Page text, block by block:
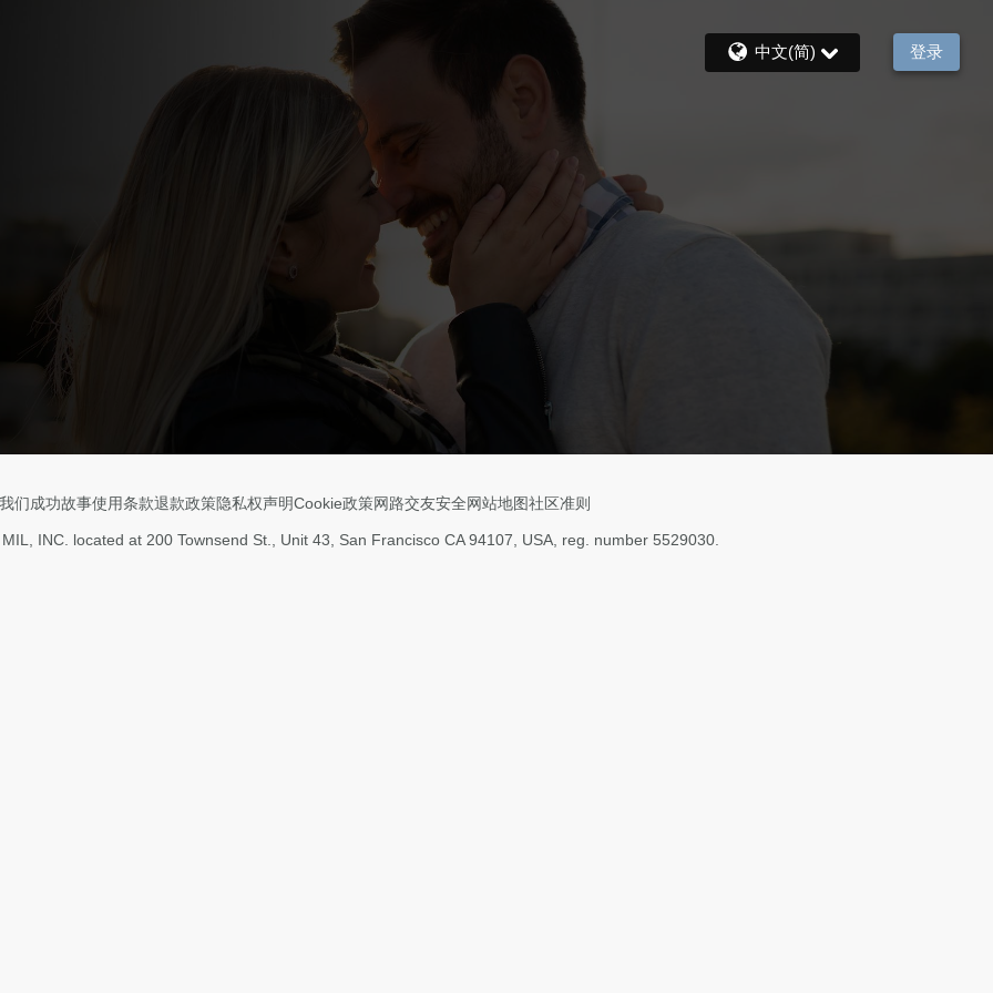
中文(简) 登录
们成功故事使用条款退款政策隐私权声明Cookie政策网路交友安全网站地图社区准则
INC. located at 200 Townsend St., Unit 43, San Francisco CA 94107, USA, reg. number 5529030.